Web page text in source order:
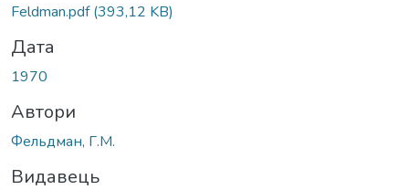
Feldman.pdf(393,12 KB)
Дата
1970
Автори
Фельдман, Г.М.
Видавець